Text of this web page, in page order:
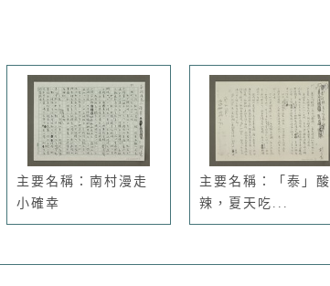
主要名稱：南村漫走
小確幸
主要名稱：「泰」酸
辣，夏天吃...